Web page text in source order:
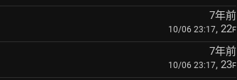
7年前
10/06 23:17, 22F
7年前
10/06 23:17, 23F